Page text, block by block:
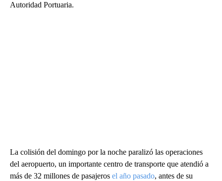
Autoridad Portuaria.
La colisión del domingo por la noche paralizó las operaciones
del aeropuerto, un importante centro de transporte que atendió a
más de 32 millones de pasajeros el año pasado, antes de su